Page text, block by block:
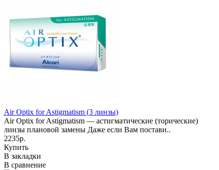
Air Optix for Astigmatism (3 линзы)
Air Optix for Astigmatism — астигматические (торические)
линзы плановой замены Даже если Вам постави..
2235р.
Купить
В закладки
В сравнение